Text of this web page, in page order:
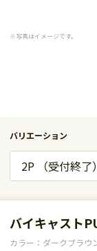
※写真はイメージです。
バリエーション
バイキャスト
カラー：ダークブラウ